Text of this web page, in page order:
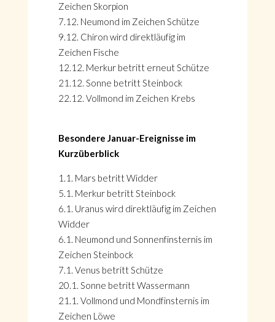
Zeichen Skorpion
7.12. Neumond im Zeichen Schütze
9.12. Chiron wird direktläufig im
Zeichen Fische
12.12. Merkur betritt erneut Schütze
21.12. Sonne betritt Steinbock
22.12. Vollmond im Zeichen Krebs
Besondere Januar-Ereignisse im
Kurzüberblick
1.1. Mars betritt Widder
5.1. Merkur betritt Steinbock
6.1. Uranus wird direktläufig im Zeichen
Widder
6.1. Neumond und Sonnenfinsternis im
Zeichen Steinbock
7.1. Venus betritt Schütze
20.1. Sonne betritt Wassermann
21.1. Vollmond und Mondfinsternis im
Zeichen Löwe